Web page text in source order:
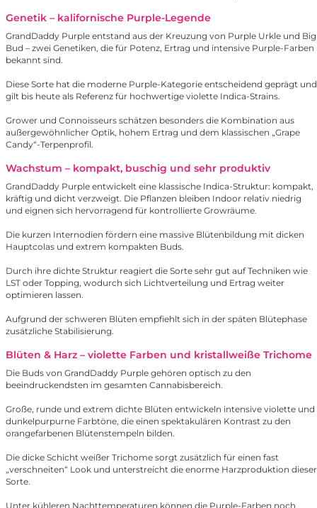
Genetik – kalifornische Purple-Legende
GrandDaddy Purple entstand aus der Kreuzung von Purple Urkle und Big
Bud – zwei Genetiken, die für Potenz, Ertrag und intensive Purple-Farben
bekannt sind.
Diese Sorte hat die moderne Purple-Kategorie entscheidend geprägt und
gilt bis heute als Referenz für hochwertige violette Indica-Strains.
Grower und Connoisseurs schätzen besonders die Kombination aus
außergewöhnlicher Optik, hohem Ertrag und dem klassischen „Grape
Candy“-Terpenprofil.
Wachstum – kompakt, buschig und sehr produktiv
GrandDaddy Purple entwickelt eine klassische Indica-Struktur: kompakt,
kräftig und dicht verzweigt. Die Pflanzen bleiben Indoor relativ niedrig
und eignen sich hervorragend für kontrollierte Growräume.
Die kurzen Internodien fördern eine massive Blütenbildung mit dicken
Hauptcolas und extrem kompakten Buds.
Durch ihre dichte Struktur reagiert die Sorte sehr gut auf Techniken wie
LST oder Topping, wodurch sich Lichtverteilung und Ertrag weiter
optimieren lassen.
Aufgrund der schweren Blüten empfiehlt sich in der späten Blütephase
zusätzliche Stabilisierung.
Blüten & Harz – violette Farben und kristallweiße Trichome
Die Buds von GrandDaddy Purple gehören optisch zu den
beeindruckendsten im gesamten Cannabisbereich.
Große, runde und extrem dichte Blüten entwickeln intensive violette und
dunkelpurpurne Farbtöne, die einen spektakulären Kontrast zu den
orangefarbenen Blütenstempeln bilden.
Die dicke Schicht weißer Trichome sorgt zusätzlich für einen fast
„verschneiten“ Look und unterstreicht die enorme Harzproduktion dieser
Sorte.
Unter kühleren Nachttemperaturen können die Purple-Farben noch